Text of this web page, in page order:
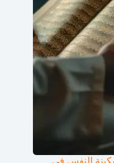
النفس في